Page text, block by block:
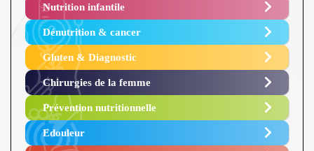
Nutrition infantile
Dénutrition & cancer
Gluten & Diagnostic
Chirurgies de la femme
Prévention nutritionnelle
Edouleur​